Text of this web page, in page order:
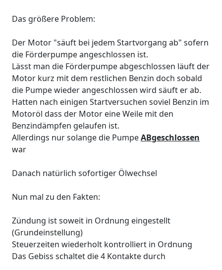
Das größere Problem:
Der Motor "säuft bei jedem Startvorgang ab" sofern
die Förderpumpe angeschlossen ist.
Lässt man die Förderpumpe abgeschlossen läuft der
Motor kurz mit dem restlichen Benzin doch sobald
die Pumpe wieder angeschlossen wird säuft er ab.
Hatten nach einigen Startversuchen soviel Benzin im
Motoröl dass der Motor eine Weile mit den
Benzindämpfen gelaufen ist.
Allerdings nur solange die PumpeABgeschlossen
war
Danach natürlich sofortiger Ölwechsel
Nun mal zu den Fakten:
Zündung ist soweit in Ordnung eingestellt
(Grundeinstellung)
Steuerzeiten wiederholt kontrolliert in Ordnung
Das Gebiss schaltet die 4 Kontakte durch